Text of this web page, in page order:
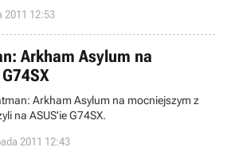
prace nad kilkoma swoimi tytułami.
2011 12:53
Arkham Asylum na
Asylum na mocniejszym z
na ASUS'ie G74SX.
2011 12:43